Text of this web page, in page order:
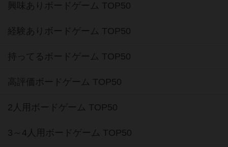
興味ありボードゲーム TOP50
経験ありボードゲーム TOP50
持ってるボードゲーム TOP50
高評価ボードゲーム TOP50
2人用ボードゲーム TOP50
3～4人用ボードゲーム TOP50